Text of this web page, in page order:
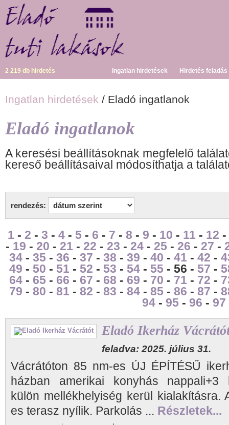
2 219 db hirdetés Ingatlan hirdetések Hirdetés feladás
Ingatlan hirdetések / Eladó ingatlanok
Eladó ingatlanok
A keresési beállításoknak megfelelő
kereső beállításaival módosíthatja a
rendezés:
1 - 2 - 3 - 4 - 5 - 6 - 7 - 8 - 9 - 10 - 11 - 12 -
- 19 - 20 - 21 - 22 - 23 - 24 - 25 - 26 - 27 -
34 - 35 - 36 - 37 - 38 - 39 - 40 - 41 - 42 -
49 - 50 - 51 - 52 - 53 - 54 - 55 - 56 - 57 -
64 - 65 - 66 - 67 - 68 - 69 - 70 - 71 - 72 -
79 - 80 - 81 - 82 - 83 - 84 - 85 - 86 - 87 -
94 - 95 - 96 - 97
Eladó Ikerház
feladva: 2025. július 31.
Vácrátóton 85 nm-es ÚJ ÉPÍTÉSŰ
házban amerikai konyhás nappali+3
külön mellékhelyiség kerül kialakításra.
es terasz nyílik. Parkolás ... Részletek...